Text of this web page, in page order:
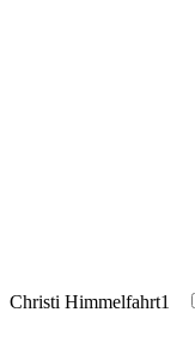
Christi Himmelfahrt1